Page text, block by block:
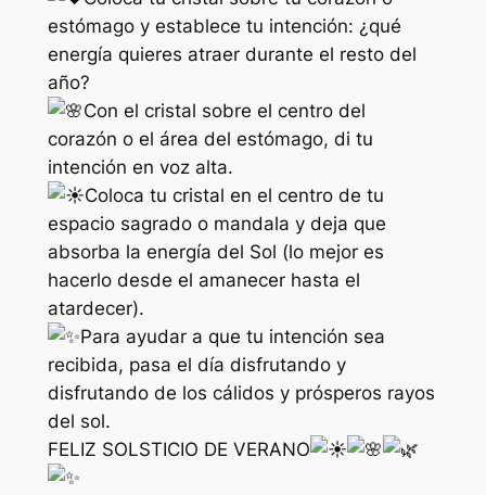
estómago y establece tu intención: ¿qué
energía quieres atraer durante el resto del
año?
Con el cristal sobre el centro del
corazón o el área del estómago, di tu
intención en voz alta.
Coloca tu cristal en el centro de tu
espacio sagrado o mandala y deja que
absorba la energía del Sol (lo mejor es
hacerlo desde el amanecer hasta el
atardecer).
Para ayudar a que tu intención sea
recibida, pasa el día disfrutando y
disfrutando de los cálidos y prósperos rayos
del sol.
FELIZ SOLSTICIO DE VERANO